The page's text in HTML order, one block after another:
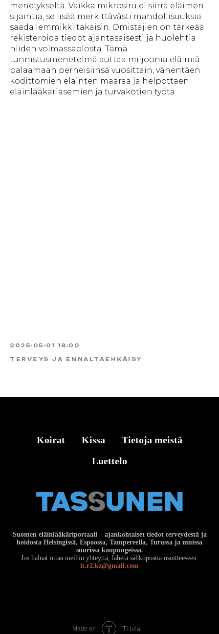
menetykseltä. Vaikka mikrosiru ei siirrä eläimen
sijaintia, se lisää merkittävästi mahdollisuuksia
saada lemmikki takaisin. Omistajien on tärkeää
rekisteröidä tiedot ajantasaisesti ja huolehtia
niiden voimassaolosta. Tämä
tunnistusmenetelmä auttaa miljoonia eläimiä
palaamaan perheisiinsä vuosittain, vähentäen
kodittomien eläinten määrää ja helpottaen
eläinlääkäriasemien ja turvakotien työtä.
2025-05-01 19:00
TERVEYS JA ENNALTAEHKÄISY
Koirat Kissa
Tietoja meistä
Luettelo
Suomen eläinlääkäriportaali – ajankohtaiset tiedot terveydestä ja
hoidosta Helsingissä, Espoossa, Tampereella, Turussa ja muissa
suurissa kaupungeissa.
Jos haluat ottaa meihin yhteyttä, lähetä sähköpostia osoitteeseen:
it.r2.kz@gmail.com
Made on Tilda